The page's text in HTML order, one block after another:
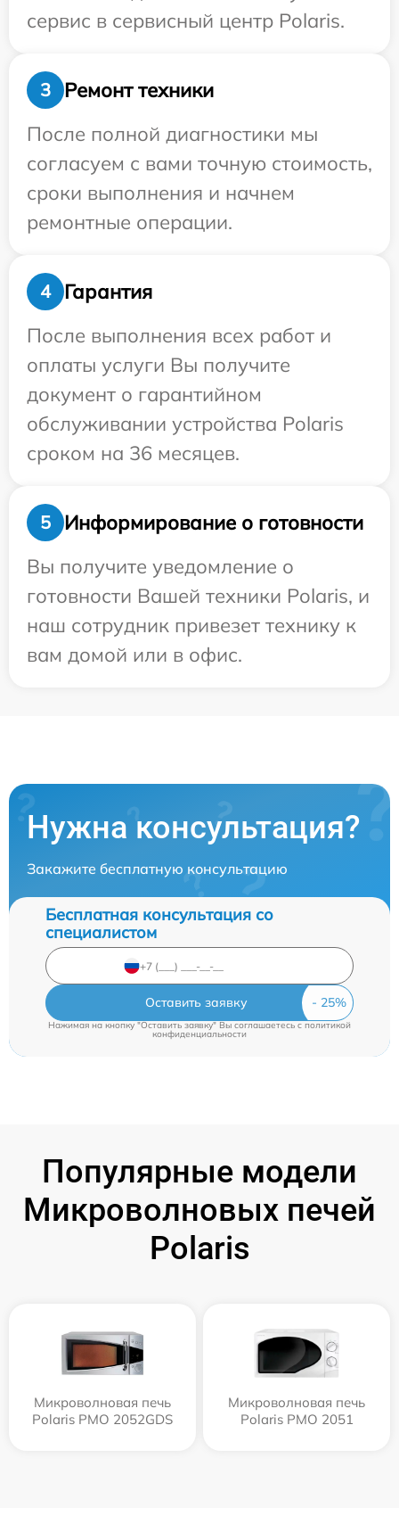
сервис в сервисный центр Polaris.
3
Ремонт техники
После полной диагностики мы
согласуем с вами точную стоимость,
сроки выполнения и начнем
ремонтные операции.
4
Гарантия
После выполнения всех работ и
оплаты услуги Вы получите
документ о гарантийном
обслуживании устройства Polaris
сроком на 36 месяцев.
5
Информирование о готовности
Вы получите уведомление о
готовности Вашей техники Polaris, и
наш сотрудник привезет технику к
вам домой или в офис.
Нужна консультация?
Закажите бесплатную консультацию
Бесплатная консультация со
специалистом
Оставить заявку
Нажимая на кнопку "Оставить заявку" Вы соглашаетесь c политикой
конфиденциальности
Популярные модели
Микроволновых печей
Polaris
Микроволновая печь
Polaris PMO 2052GDS
Микроволновая печь
Polaris PMO 2051